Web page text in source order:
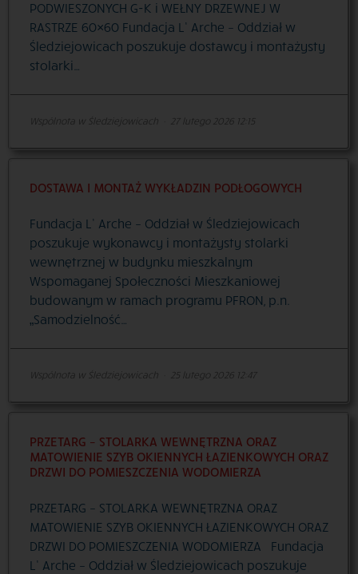
PODWIESZONYCH G-K i WEŁNY DRZEWNEJ W
RASTRZE 60×60 Fundacja L’ Arche – Oddział w
Śledziejowicach poszukuje dostawcy i montażysty
stolarki…
Wspólnota w Śledziejowicach 27 lutego 2026 12:15
DOSTAWA I MONTAŻ WYKŁADZIN PODŁOGOWYCH
Fundacja L’ Arche – Oddział w Śledziejowicach
poszukuje wykonawcy i montażysty stolarki
wewnętrznej w budynku mieszkalnym
Wspomaganej Społeczności Mieszkaniowej
budowanym w ramach programu PFRON, p.n.
„Samodzielność…
Wspólnota w Śledziejowicach 25 lutego 2026 12:47
PRZETARG – STOLARKA WEWNĘTRZNA ORAZ
MATOWIENIE SZYB OKIENNYCH ŁAZIENKOWYCH ORAZ
DRZWI DO POMIESZCZENIA WODOMIERZA
PRZETARG – STOLARKA WEWNĘTRZNA ORAZ
MATOWIENIE SZYB OKIENNYCH ŁAZIENKOWYCH ORAZ
DRZWI DO POMIESZCZENIA WODOMIERZA Fundacja
L’ Arche – Oddział w Śledziejowicach poszukuje